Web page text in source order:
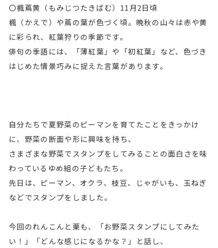
〇楓蔦黄（もみじつたきばむ）11月2日頃
楓（かえで）や蔦の葉が色づく頃。晩秋の山々は赤や黄
に彩られ、紅葉狩りの季節です。
俳句の季語には、「薄紅葉」や「初紅葉」など、色づき
はじめた情景巧みに捉えた言葉があります。
自分たちで夏野菜のピーマンを育てたことをきっかけ
に、野菜の断面や形に興味を持ち、
さまざまな野菜でスタンプをしてみることの面白さを味
わっているゆめ組の子どもたち。
先日は、ピーマン、オクラ、枝豆、じゃがいも、玉ねぎ
などでスタンプをしました。
今回のれんこんと栗も、「お野菜スタンプにしてみた
い！」「どんな感じになるかな？」と話し、